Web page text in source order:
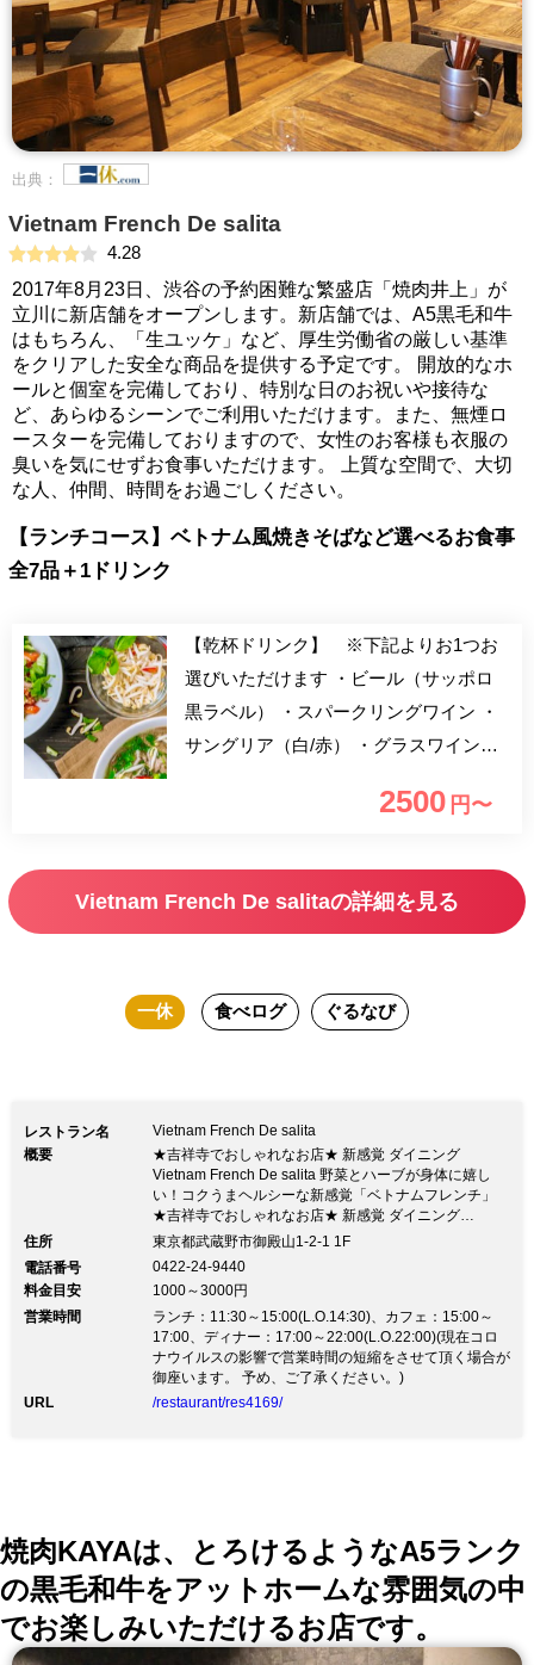
出典：
Vietnam French De salita
4.28
2017年8月23日、渋谷の予約困難な繁盛店「焼肉井上」が
立川に新店舗をオープンします。新店舗では、A5黒毛和牛
はもちろん、「生ユッケ」など、厚生労働省の厳しい基準
をクリアした安全な商品を提供する予定です。 開放的なホ
ールと個室を完備しており、特別な日のお祝いや接待な
ど、あらゆるシーンでご利用いただけます。また、無煙ロ
ースターを完備しておりますので、女性のお客様も衣服の
臭いを気にせずお食事いただけます。 上質な空間で、大切
な人、仲間、時間をお過ごしください。
【ランチコース】ベトナム風焼きそばなど選べるお食事
全7品＋1ドリンク
【乾杯ドリンク】 ※下記よりお1つお
選びいただけます ・ビール（サッポロ
黒ラベル） ・スパークリングワイン ・
サングリア（白/赤） ・グラスワイン
ークハイボール/ジンジャーハイボー
・カクテル （ジン/ウォッカ/ラム/カシ
ュース グレープフルーツジュース/コ
ゆっくりとお楽しみください。
2500 円〜
Vietnam French De salitaの詳細を見る
一休 食べログ ぐるなび
レストラン名
Vietnam French De salita
概要
★吉祥寺でおしゃれなお店★ 新感覚 ダイニング
Vietnam French De salita 野菜とハーブが身体に嬉し
い！コクうまヘルシーな新感覚「ベトナムフレンチ」
★吉祥寺でおしゃれなお店★ 新感覚 ダイニング
Vietnam French De salita 野菜とハーブが身体に嬉し
【注目】歓送迎会のご予約承ります。3時間飲放付
4,000円からご用意しております。 団体様、まだ空き席
御座います！！ あっさりヘルシーなベトナム料理と、
深みのある味わいのフランス料理を融合させた、 新し
いジャンルの「ベトナムフレンチ」で、身体に優しく飽
きのこない美味しさをお楽しみください♪ 『豚肉とキノ
コの森の薬膳お酢しゃぶしゃぶ』や『山盛りローストビ
住所
東京都武蔵野市御殿山1-2-1 1F
電話番号
0422-24-9440
料金目安
1000～3000円
営業時間
ランチ：11:30～15:00(L.O.14:30)、カフェ：15:00～
17:00、ディナー：17:00～22:00(L.O.22:00)(現在コロ
ナウイルスの影響で営業時間の短縮をさせて頂く場合が
御座います。 予め、ご了承ください。)
URL
/restaurant/res4169/
焼肉KAYAは、とろけるようなA5ランク
の黒毛和牛をアットホームな雰囲気の中
でお楽しみいただけるお店です。